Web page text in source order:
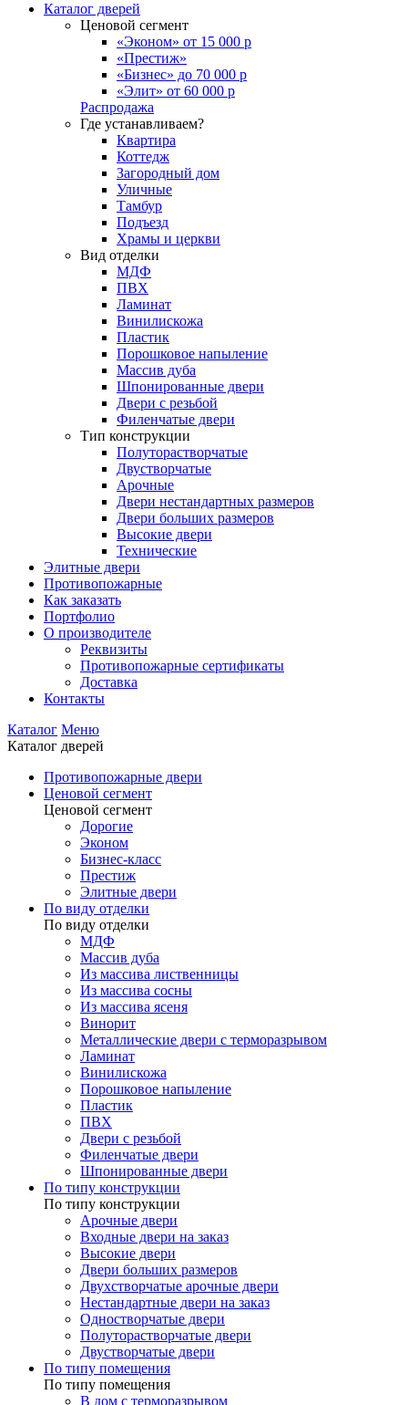
Каталог дверей
Ценовой сегмент
«Эконом» от 15 000 р
«Престиж»
«Бизнес» до 70 000 р
«Элит» от 60 000 р
Распродажа
Где устанавливаем?
Квартира
Коттедж
Загородный дом
Уличные
Тамбур
Подъезд
Храмы и церкви
Вид отделки
МДФ
ПВХ
Ламинат
Винилискожа
Пластик
Порошковое напыление
Массив дуба
Шпонированные двери
Двери с резьбой
Филенчатые двери
Тип конструкции
Полуторастворчатые
Двустворчатые
Арочные
Двери нестандартных размеров
Двери больших размеров
Высокие двери
Технические
Элитные двери
Противопожарные
Как заказать
Портфолио
О производителе
Реквизиты
Противопожарные сертификаты
Доставка
Контакты
Каталог Меню
Каталог дверей
Противопожарные двери
Ценовой сегмент
Ценовой сегмент
Дорогие
Эконом
Бизнес-класс
Престиж
Элитные двери
По виду отделки
По виду отделки
МДФ
Массив дуба
Из массива лиственницы
Из массива сосны
Из массива ясеня
Винорит
Металлические двери с терморазрывом
Ламинат
Винилискожа
Порошковое напыление
Пластик
ПВХ
Двери с резьбой
Филенчатые двери
Шпонированные двери
По типу конструкции
По типу конструкции
Арочные двери
Входные двери на заказ
Высокие двери
Двери больших размеров
Двухстворчатые арочные двери
Нестандартные двери на заказ
Одностворчатые двери
Полуторастворчатые двери
Двустворчатые двери
По типу помещения
По типу помещения
В дом с терморазрывом